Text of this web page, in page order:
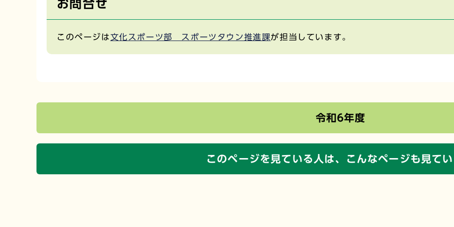
お問合せ
このページは文化スポーツ部 スポーツタウン推進課が担当しています。
令和6年度
このページを見ている人は、 こんなページも見て